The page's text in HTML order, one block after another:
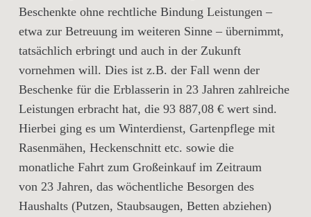
Beschenkte ohne rechtliche Bindung Leistungen –
etwa zur Betreuung im weiteren Sinne – übernimmt,
tatsächlich erbringt und auch in der Zukunft
vornehmen will. Dies ist z.B. der Fall wenn der
Beschenke für die Erblasserin in 23 Jahren zahlreiche
Leistungen erbracht hat, die 93 887,08 € wert sind.
Hierbei ging es um Winterdienst, Gartenpflege mit
Rasenmähen, Heckenschnitt etc. sowie die
monatliche Fahrt zum Großeinkauf im Zeitraum
von 23 Jahren, das wöchentliche Besorgen des
Haushalts (Putzen, Staubsaugen, Betten abziehen)